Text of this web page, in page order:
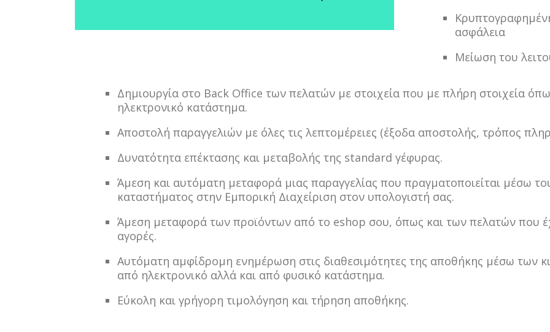
ασφάλεια
Μείωση του
Δημιουργία στο Back Office των πελατών με στοιχεία που με πλήρη στοιχεία
ηλεκτρονικό κατάστημα.
Αποστολή παραγγελιών με όλες τις λεπτομέρειες (έξοδα αποστολής, τρόπος
Δυνατότητα επέκτασης και μεταβολής της standard γέφυρας.
Άμεση και αυτόματη μεταφορά μιας παραγγελίας που πραγματοποιείται μέσω
καταστήματος στην Εμπορική Διαχείριση στον υπολογιστή σας.
Άμεση μεταφορά των προϊόντων από το eshop σου, όπως και των πελατών που
αγορές.
Αυτόματη αμφίδρομη ενημέρωση στις διαθεσιμότητες της αποθήκης μέσω των
από ηλεκτρονικό αλλά και από φυσικό κατάστημα.
Εύκολη και γρήγορη τιμολόγηση και τήρηση αποθήκης.